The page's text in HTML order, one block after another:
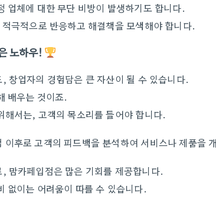
업체에 대한 무단 비방이 발생하기도 합니다.
극적으로 반응하고 해결책을 모색해야 합니다.
노하우!
창업자의 경험담은 큰 자산이 될 수 있습니다.
배우는 것이죠.
해서는, 고객의 목소리를 들어야 합니다.
이후로 고객의 피드백을 분석하여 서비스나 제품을
, 맘카페입점은 많은 기회를 제공합니다.
없이는 어려움이 따를 수 있습니다.